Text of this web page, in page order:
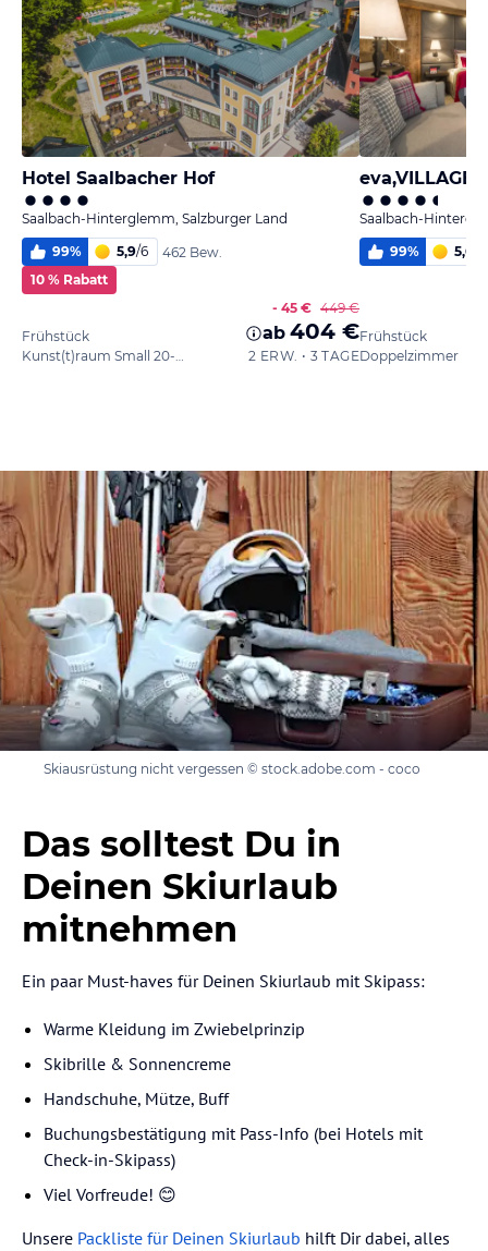
Hotel Saalbacher Hof
Saalbach-Hinterglemm, Salzburger Land
99% 5,9/6
462 Bew.
10 % Rabatt
Frühstück
Kunst(t)raum Small 20-22m²
- 45 € 449 €
ab 404 €
2 ERW. • 3 TAGE
eva,VILLAGE
Saalbach-
99% 5,6
Frühstück
Doppelzimmer
Skiausrüstung nicht vergessen © stock.adobe.com - coco
Das solltest Du in
Deinen Skiurlaub
mitnehmen
Ein paar Must-haves für Deinen Skiurlaub mit Skipass:
Warme Kleidung im Zwiebelprinzip
Skibrille & Sonnencreme
Handschuhe, Mütze, Buff
Buchungsbestätigung mit Pass-Info (bei Hotels mit
Check-in-Skipass)
Viel Vorfreude! 😊
Unsere Packliste für Deinen Skiurlaub hilft Dir dabei, alles